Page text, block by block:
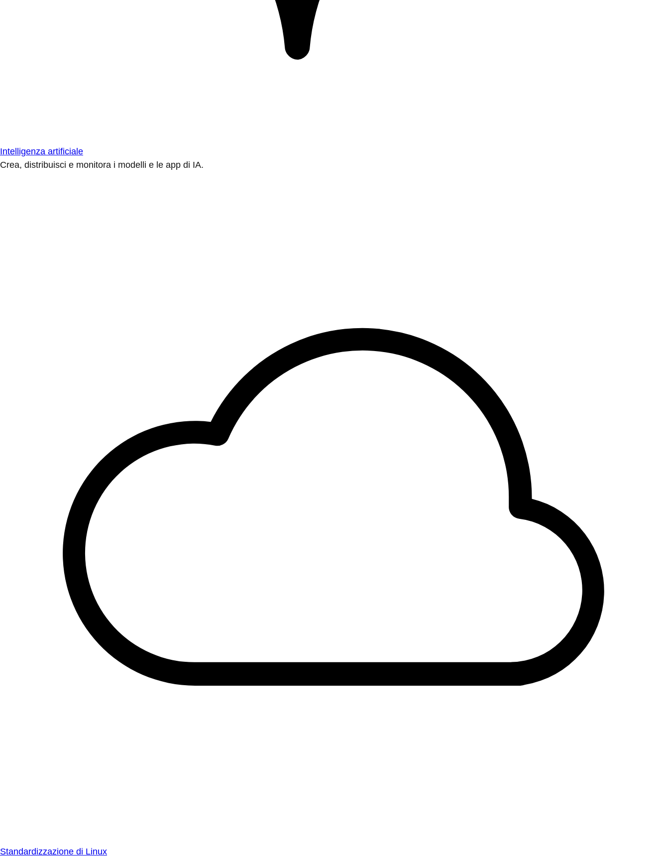
Intelligenza artificiale
Crea, distribuisci e monitora i modelli e le app di IA.
Standardizzazione di Linux